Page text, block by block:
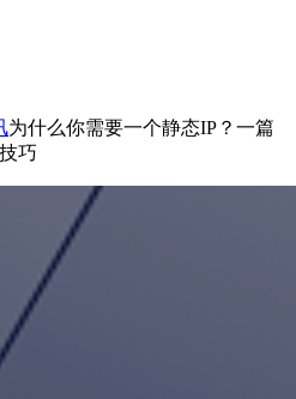
为什么你需要一个静态IP？一篇
巧